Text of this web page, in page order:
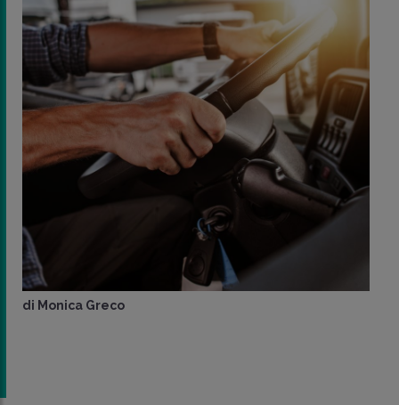
di Monica Greco